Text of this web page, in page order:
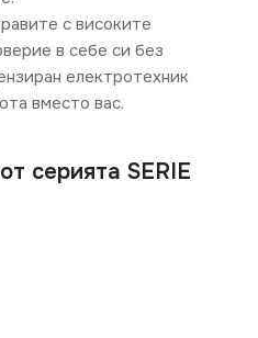
с високите
в себе си без
електротехник
вместо вас.
серията SERIE